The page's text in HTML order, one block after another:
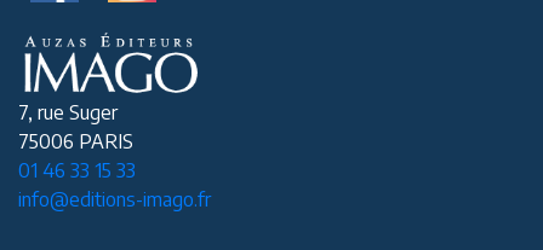
7, rue Suger
75006 PARIS
01 46 33 15 33
info@editions-imago.fr